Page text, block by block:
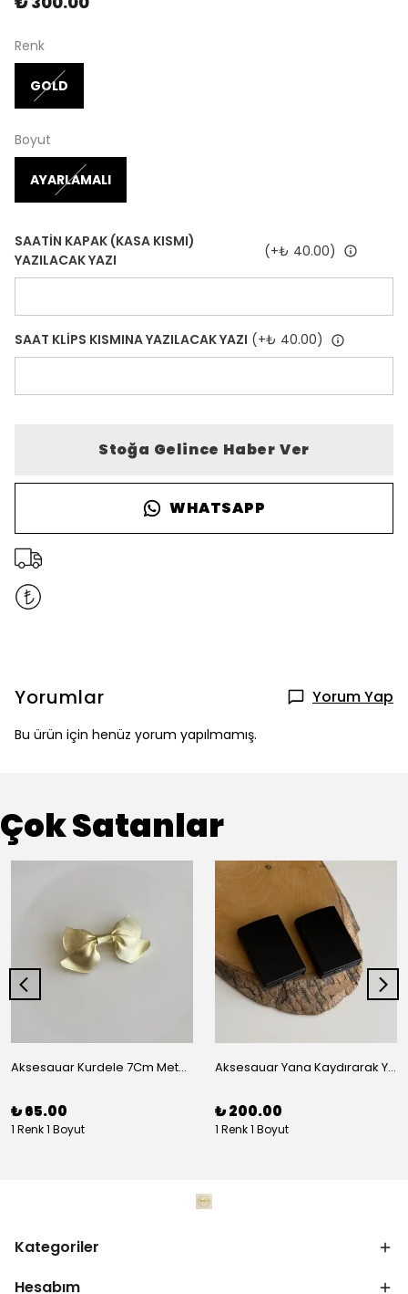
Renk
GOLD
Boyut
AYARLAMALI
SAATİN KAPAK (KASA KISMI)
YAZILACAK YAZI
(+₺ 40.00)
SAAT KLİPS KISMINA YAZILACAK YAZI (+₺ 40.00)
Stoğa Gelince Haber Ver
WHATSAPP
Yorumlar Yorum Yap
Bu ürün için henüz yorum yapılmamış.
Çok Satanlar
Aksesauar Kurdele 7Cm Metal Pens Toka
₺ 65.00
1 Renk 1 Boyut
Aksesauar Yana Kaydırarak Yanmalı Kum Siyah Çakmak
₺ 200.00
1 Renk 1 Boyut
Kategoriler
Hesabım